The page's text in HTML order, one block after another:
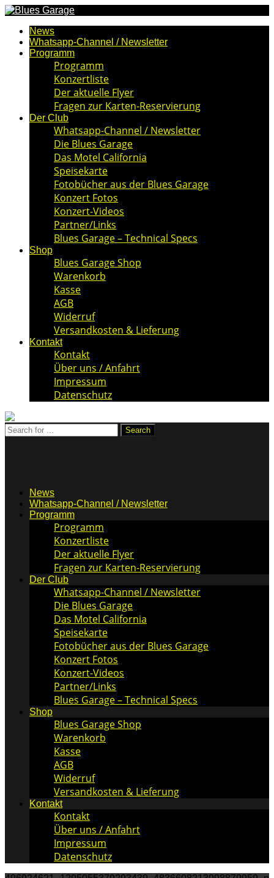
News
Whatsapp-Channel / Newsletter
Programm
Programm
Konzertliste
Der aktuelle Flyer
Fragen zur Karten-Reservierung
Der Club
Whatsapp-Channel / Newsletter
Die Blues Garage
Das Motel California
Speisekarte
Fotobücher aus der Blues Garage
Konzert Fotos
Konzert-Videos
Partner/Links
Blues Garage – Technical Specs
Shop
Blues Garage Shop
Warenkorb
Kasse
AGB
Widerruf
Versandkosten & Lieferung
Kontakt
Kontakt
Über uns / Anfahrt
Impressum
Datenschutz
News
Whatsapp-Channel / Newsletter
Programm
Programm
Konzertliste
Der aktuelle Flyer
Fragen zur Karten-Reservierung
Der Club
Whatsapp-Channel / Newsletter
Die Blues Garage
Das Motel California
Speisekarte
Fotobücher aus der Blues Garage
Konzert Fotos
Konzert-Videos
Partner/Links
Blues Garage – Technical Specs
Shop
Blues Garage Shop
Warenkorb
Kasse
AGB
Widerruf
Versandkosten & Lieferung
Kontakt
Kontakt
Über uns / Anfahrt
Impressum
Datenschutz